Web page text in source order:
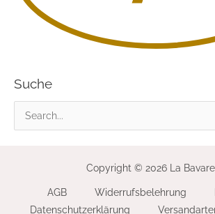
Suche
Copyright © 2026 La
AGB Widerrufsbelehrung
Datenschutzerklärung